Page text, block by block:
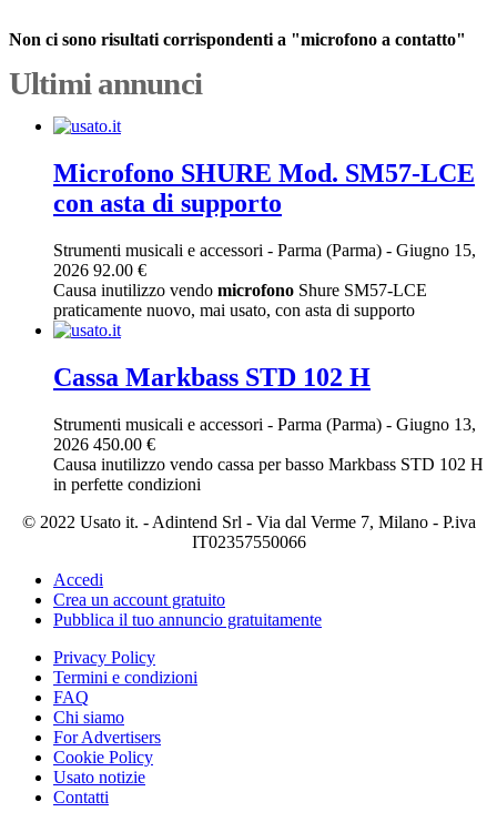
Non ci sono risultati corrispondenti a "microfono a contatto"
Ultimi annunci
Microfono SHURE Mod. SM57-LCE
con asta di supporto
Strumenti musicali e accessori - Parma (Parma) - Giugno 15,
2026 92.00 €
Causa inutilizzo vendo microfono Shure SM57-LCE
praticamente nuovo, mai usato, con asta di supporto
Cassa Markbass STD 102 H
Strumenti musicali e accessori - Parma (Parma) - Giugno 13,
2026 450.00 €
Causa inutilizzo vendo cassa per basso Markbass STD 102 H
in perfette condizioni
© 2022 Usato it. - Adintend Srl - Via dal Verme 7, Milano - P.iva
IT02357550066
Accedi
Crea un account gratuito
Pubblica il tuo annuncio gratuitamente
Privacy Policy
Termini e condizioni
FAQ
Chi siamo
For Advertisers
Cookie Policy
Usato notizie
Contatti